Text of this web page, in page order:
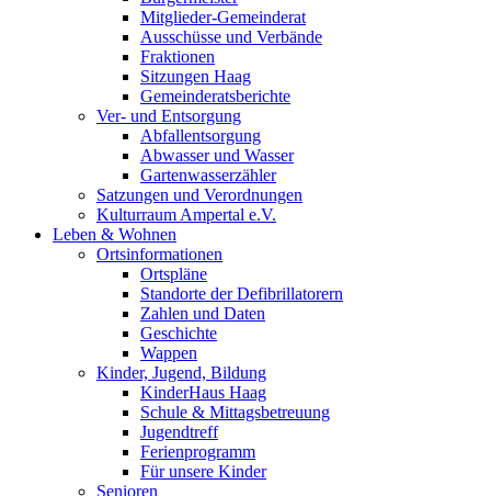
Mitglieder-Gemeinderat
Ausschüsse und Verbände
Fraktionen
Sitzungen Haag
Gemeinderatsberichte
Ver- und Entsorgung
Abfallentsorgung
Abwasser und Wasser
Gartenwasserzähler
Satzungen und Verordnungen
Kulturraum Ampertal e.V.
Leben & Wohnen
Ortsinformationen
Ortspläne
Standorte der Defibrillatorern
Zahlen und Daten
Geschichte
Wappen
Kinder, Jugend, Bildung
KinderHaus Haag
Schule & Mittagsbetreuung
Jugendtreff
Ferienprogramm
Für unsere Kinder
Senioren